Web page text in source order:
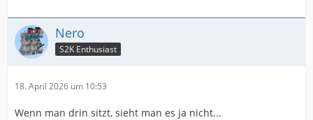
Nero
S2K Enthusiast
18. April 2026 um 10:53
Wenn man drin sitzt, sieht man es ja nicht...